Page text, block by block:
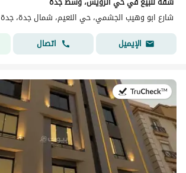
شارع ابو وهيب الجشمي، حي النعيم، شمال جدة، جدة
الإيميل
اتصال
في:8 يوليو 2026